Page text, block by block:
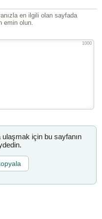
en ilgili olan sayfada
emin olun.
1000
için bu sayfanın